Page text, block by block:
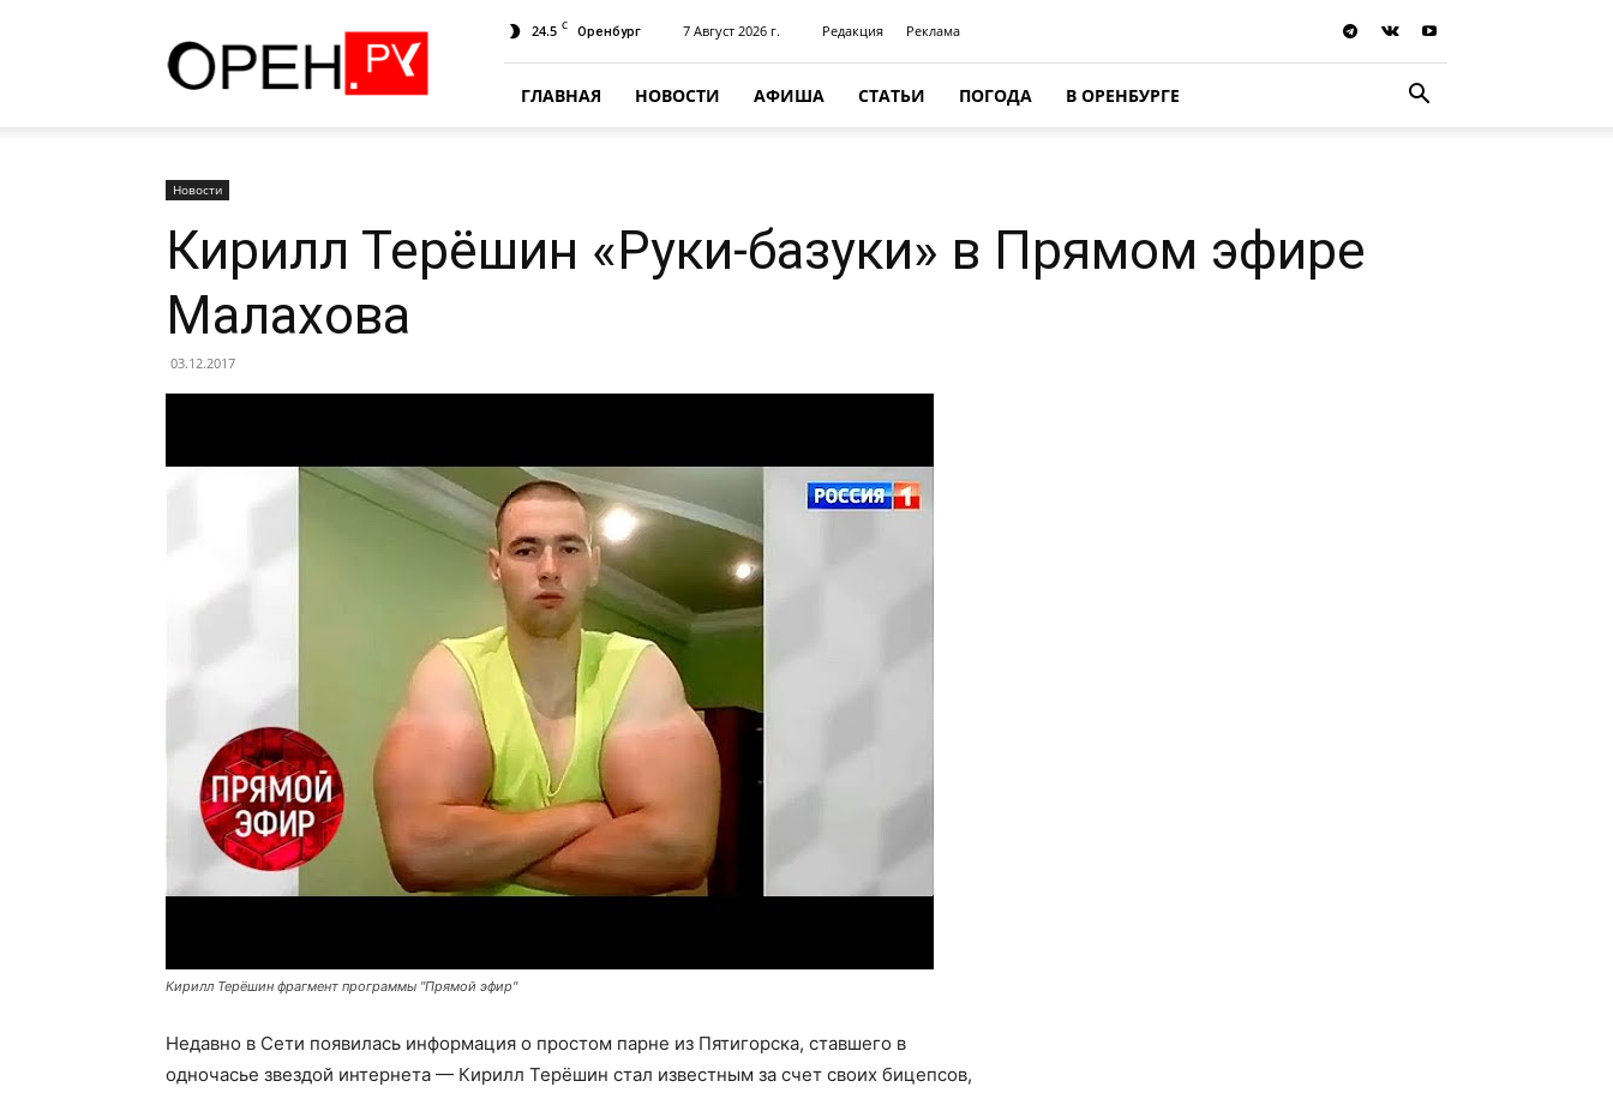
24.5 C Оренбург 7 Август 2026 г. Редакция Реклама
ГЛАВНАЯ НОВОСТИ АФИША СТАТЬИ ПОГОДА В ОРЕНБУРГЕ
Новости
Кирилл Терёшин «Руки-базуки» в Прямом эфире
Малахова
03.12.2017
Кирилл Терёшин фрагмент программы "Прямой эфир"
Недавно в Сети появилась информация о простом парне из Пятигорска, ставшего в
одночасье звездой интернета — Кирилл Терёшин стал известным за счет своих бицепсов,